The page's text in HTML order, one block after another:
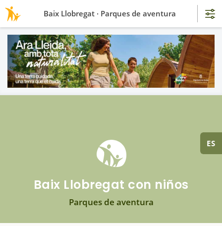
ES
Baix Llobregat con niños
Parques de aventura
Baix Llobregat · Parques de aventura